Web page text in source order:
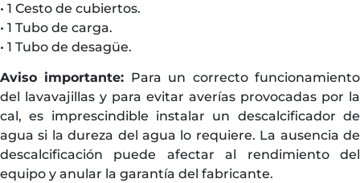
• 1 Cesto de cubiertos.
• 1 Tubo de carga.
• 1 Tubo de desagüe.
Aviso importante: Para un correcto funcionamiento
del lavavajillas y para evitar averías provocadas por la
cal, es imprescindible instalar un descalcificador de
agua si la dureza del agua lo requiere. La ausencia de
descalcificación puede afectar al rendimiento del
equipo y anular la garantía del fabricante.